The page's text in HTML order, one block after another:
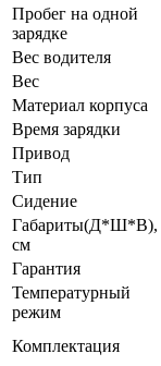
Пробег на одной
зарядке
Вес водителя
Вес
Материал корпуса
Время зарядки
Привод
Тип
Сидение
Габариты(Д*Ш*В),
см
Гарантия
Температурный
режим
Комплектация